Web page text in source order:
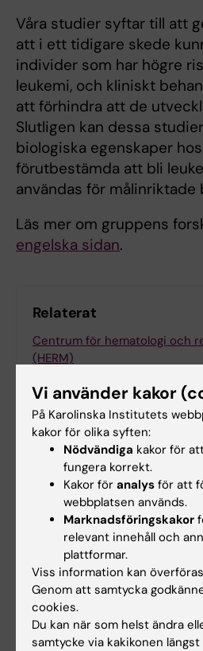
Våra studier syftar till att
att i ett tidigare skede
individer som har högre
leukemi, och kliniskt
att förhindra att de
Slutligen kan dessa
biologiska egenskaper
förutbestämda att bli
användas för målinriktade
Läs mer om gruppens
engelska sidan.
Relaterat
Centrum för hematologi och
(HERM)
Forskningsområden:
Cancer och onkologi
Cell-
Hematologi
Innehållsgranskare:
Petter Woll
Redaktör:Karin Vikström
Sidan uppdaterad:2026-08-08
Vi använder kakor
På Karolinska Institutets
kakor för olika syften:
Nödvändiga kakor för
fungera korrekt.
Kakor för analys för att
webbplatsen används.
Marknadsföringskakor
relevant innehåll och
plattformar.
Viss information kan
Genom att samtycka
cookies.
Du kan när som helst ändra
samtycke via kakikonen